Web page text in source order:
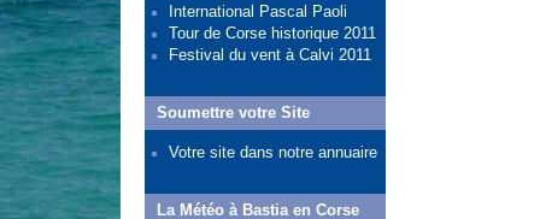
International Pascal Paoli
Tour de Corse historique 2011
Festival du vent à Calvi 2011
Soumettre votre Site
Votre site dans notre annuaire
La Météo à Bastia en Corse